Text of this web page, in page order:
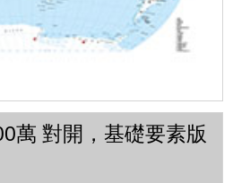
萬 對開，基礎要素版